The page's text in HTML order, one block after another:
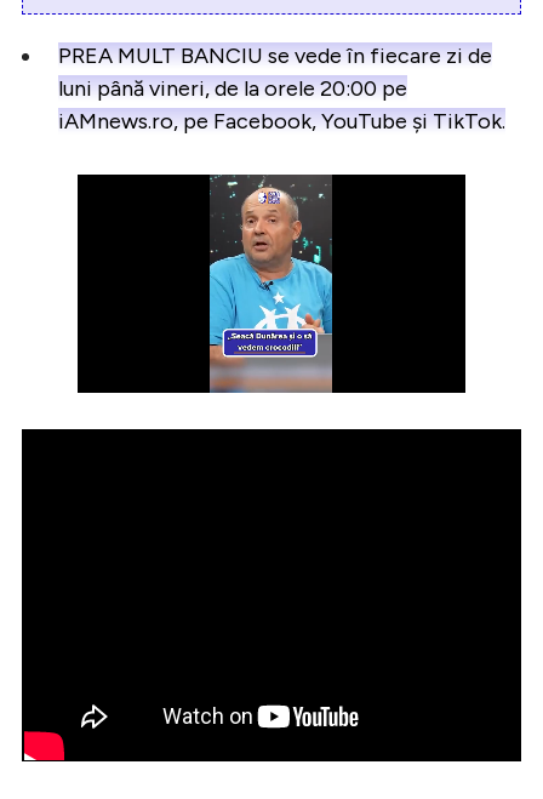
PREA MULT BANCIU se vede în fiecare zi de
luni până vineri, de la orele 20:00 pe
iAMnews.ro, pe Facebook, YouTube și TikTok.